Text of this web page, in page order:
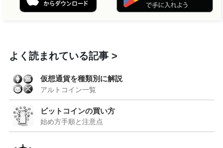
よく読まれている記事
仮想通貨を種類別に解説
アルトコイン一覧
ビットコインの買い方
始め方手順と注意点